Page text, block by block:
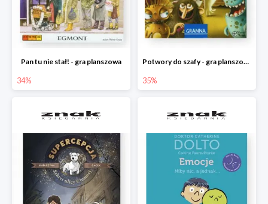
Pan tu nie stał! - gra planszowa
34%
Potwory do szafy - gra planszowa
35%